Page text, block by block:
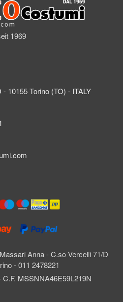
1969
Anna - C.so Vercelli 71/D
- 011 2478221
C.F. MSSNNA46E59L219N
10155 Torino (TO) - ITALY